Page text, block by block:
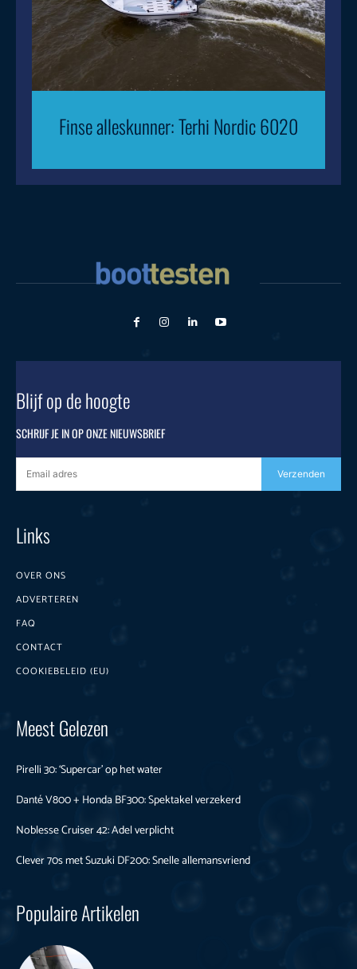
Finse alleskunner: Terhi Nordic 6020
Blijf op de hoogte
SCHRIJF JE IN OP ONZE NIEUWSBRIEF
Verzenden
Links
OVER ONS
ADVERTEREN
FAQ
CONTACT
COOKIEBELEID (EU)
Meest Gelezen
Pirelli 30: ‘Supercar’ op het water
Danté V800 + Honda BF300: Spektakel verzekerd
Noblesse Cruiser 42: Adel verplicht
Clever 70s met Suzuki DF200: Snelle allemansvriend
Populaire Artikelen